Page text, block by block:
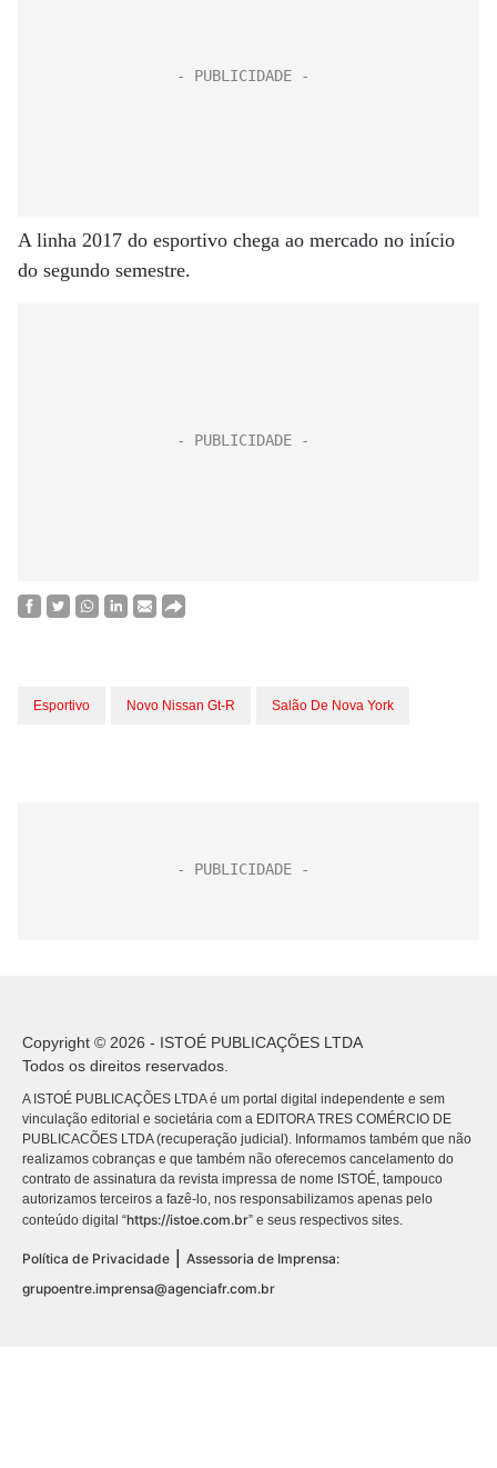
A linha 2017 do esportivo chega ao mercado no início
do segundo semestre.
Esportivo Novo Nissan Gt-R Salão De Nova York
Copyright © 2026 - ISTOÉ PUBLICAÇÕES LTDA
Todos os direitos reservados.
A ISTOÉ PUBLICAÇÕES LTDA é um portal digital independente e sem
vinculação editorial e societária com a EDITORA TRES COMÉRCIO DE
PUBLICACÕES LTDA (recuperação judicial). Informamos também que não
realizamos cobranças e que também não oferecemos cancelamento do
contrato de assinatura da revista impressa de nome ISTOÉ, tampouco
autorizamos terceiros a fazê-lo, nos responsabilizamos apenas pelo
conteúdo digital “https://istoe.com.br” e seus respectivos sites.
Política de Privacidade
Assessoria de Imprensa:
grupoentre.imprensa@agenciafr.com.br